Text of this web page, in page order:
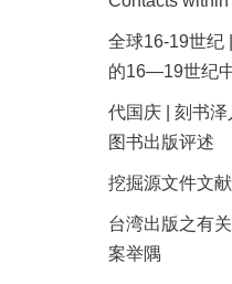
全球16-19世纪
的16—19世纪
代国庆 | 刻书
图书出版评述
挖掘源文件文
台湾出版之有
案举隅